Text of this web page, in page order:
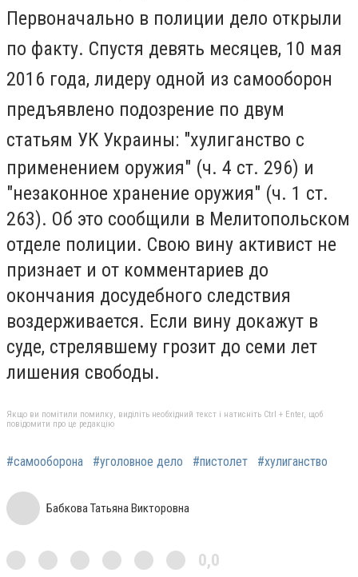
Первоначально в полиции дело открыли
по факту. Спустя девять месяцев, 10 мая
2016 года, лидеру одной из самооборон
предъявлено подозрение по двум
статьям УК Украины: "хулиганство с
применением оружия" (ч. 4 ст. 296) и
"незаконное хранение оружия" (ч. 1 ст.
263). Об это сообщили в Мелитопольском
отделе полиции. Свою вину активист не
признает и от комментариев до
окончания досудебного следствия
воздерживается. Если вину докажут в
суде, стрелявшему грозит до семи лет
лишения свободы.
Якщо ви помітили помилку, виділіть необхідний текст і натисніть Ctrl + Enter, щоб
повідомити про це редакцію
#самооборона #уголовное дело #пистолет #хулиганство
Бабкова Татьяна Викторовна
0,0